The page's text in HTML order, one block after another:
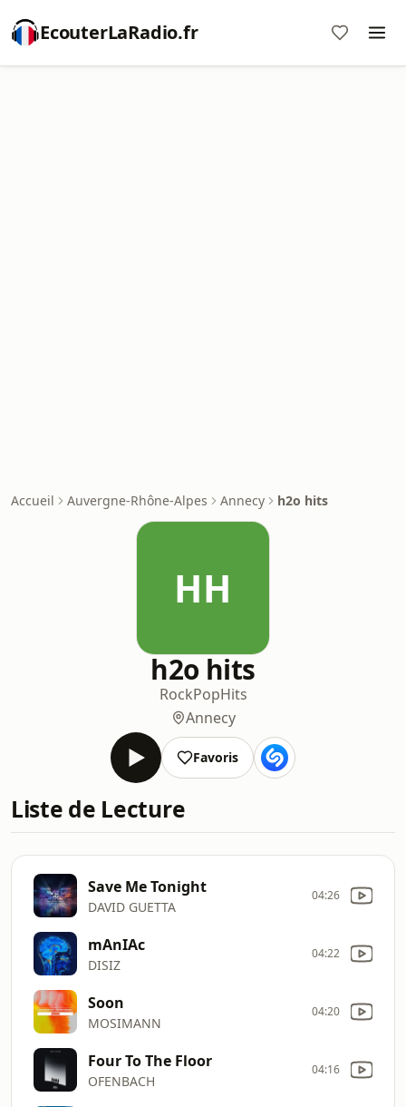
EcouterLaRadio.fr
Accueil Auvergne-Rhône-Alpes Annecy h2o hits
HH
h2o hits
RockPopHits
Annecy
Favoris
Liste de Lecture
Save Me Tonight
DAVID GUETTA
04:26
mAnIAc
DISIZ
04:22
Soon
MOSIMANN
04:20
Four To The Floor
OFENBACH
04:16